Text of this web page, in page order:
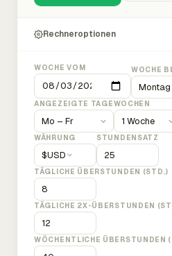
Rechneroptionen
WOCHE VOM WOCHE
ANGEZEIGTE TAGEWOCHEN
WÄHRUNG
$USD
STUNDENSATZ
TÄGLICHE ÜBERSTUNDEN (STD.)
TÄGLICHE 2X-ÜBERSTUNDEN
WÖCHENTLICHE ÜBERSTUNDEN